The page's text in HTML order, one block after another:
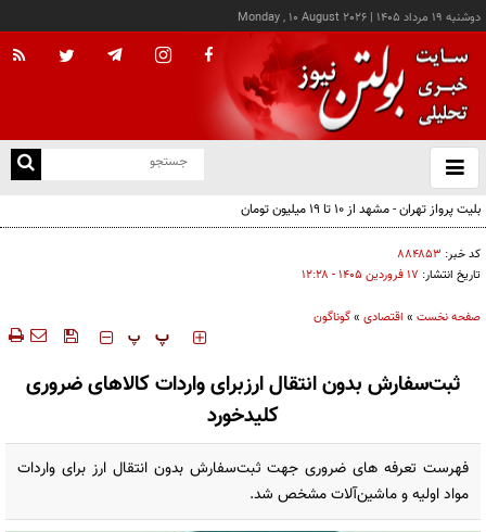
دوشنبه ۱۹ مرداد ۱۴۰۵ |
Monday , 10 August 2026
باز
و
بلیت پرواز تهران - مشهد از ۱۰ تا ۱۹ میلیون تومان
کد خبر: ۸۸۴۸۵۳
تاریخ انتشار: ۱۷ فروردين ۱۴۰۵ - ۱۲:۲۸
صفحه نخست » اقتصادی »گوناگون
‍‍‍ پ پ
ثبت‌سفارش بدون انتقال ارزبرای واردات کالاهای ضروری
کلیدخورد
فهرست تعرفه های ضروری جهت ثبت‌سفارش بدون انتقال ارز برای واردات
مواد اولیه و ماشین‌آلات مشخص شد.